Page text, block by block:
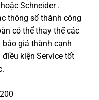
Schneider .
thông số thành công
có thể thay thế các
giá thành cạnh
kiện Service tốt